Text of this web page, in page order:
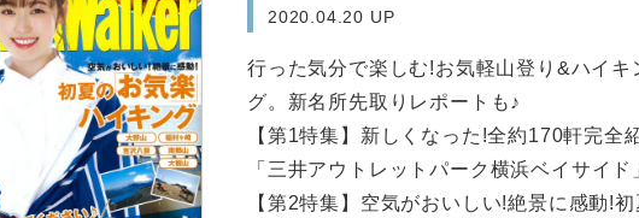
2020.04.20 UP
行った気分で楽しむ!お気軽山登り&ハイキ
グ。新名所先取りレポートも♪
【第1特集】新しくなった!全約170軒完全
「三井アウトレットパーク横浜ベイサイド
【第2特集】空気がおいしい!絶景に感動!